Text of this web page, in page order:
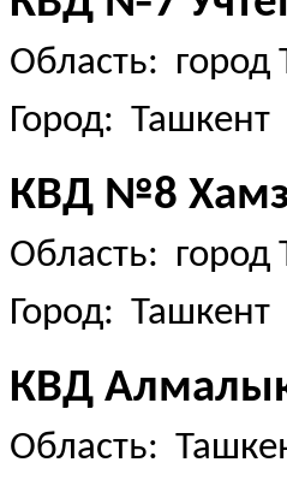
Область: город
Город: Ташкент
КВД №8
Область: город
Город: Ташкент
КВД
Область: